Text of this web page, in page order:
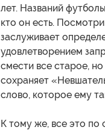
лет. Названий
кто он есть.
заслуживает
удовлетворением
смести все старое,
сохраняет
слово, которое ему
К тому же, все это по